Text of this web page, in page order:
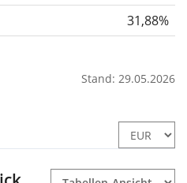
31,88%
Stand: 29.05.2026